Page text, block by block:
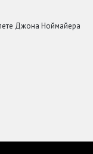
Джона Ноймайера